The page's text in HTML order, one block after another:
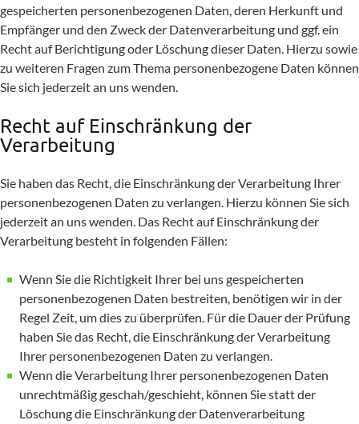
gespeicherten personenbezogenen Daten, deren Herkunft und
Empfänger und den Zweck der Datenverarbeitung und ggf. ein
Recht auf Berichtigung oder Löschung dieser Daten. Hierzu sowie
zu weiteren Fragen zum Thema personenbezogene Daten können
Sie sich jederzeit an uns wenden.
Recht auf Einschränkung der
Verarbeitung
Sie haben das Recht, die Einschränkung der Verarbeitung Ihrer
personenbezogenen Daten zu verlangen. Hierzu können Sie sich
jederzeit an uns wenden. Das Recht auf Einschränkung der
Verarbeitung besteht in folgenden Fällen:
Wenn Sie die Richtigkeit Ihrer bei uns gespeicherten
personenbezogenen Daten bestreiten, benötigen wir in der
Regel Zeit, um dies zu überprüfen. Für die Dauer der Prüfung
haben Sie das Recht, die Einschränkung der Verarbeitung
Ihrer personenbezogenen Daten zu verlangen.
Wenn die Verarbeitung Ihrer personenbezogenen Daten
unrechtmäßig geschah/geschieht, können Sie statt der
Löschung die Einschränkung der Datenverarbeitung